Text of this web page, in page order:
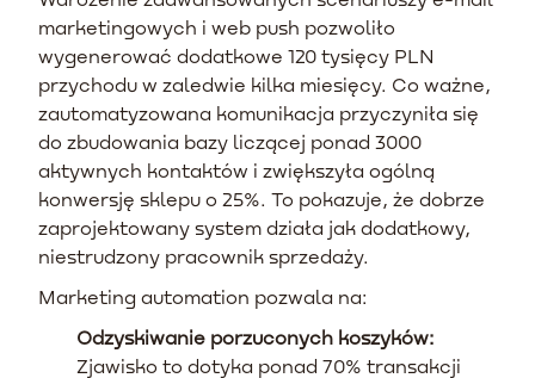
marketingowych i web push pozwoliło
wygenerować dodatkowe 120 tysięcy PLN
przychodu w zaledwie kilka miesięcy. Co ważne,
zautomatyzowana komunikacja przyczyniła się
do zbudowania bazy liczącej ponad 3000
aktywnych kontaktów i zwiększyła ogólną
konwersję sklepu o 25%. To pokazuje, że dobrze
zaprojektowany system działa jak dodatkowy,
niestrudzony pracownik sprzedaży.
Marketing automation pozwala na:
Odzyskiwanie porzuconych koszyków:
Zjawisko to dotyka ponad 70% transakcji